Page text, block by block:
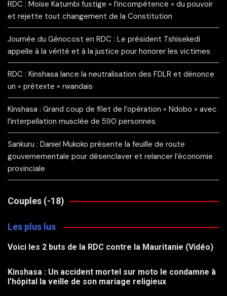
RDC : Moïse Katumbi fustige « l’incompétence » du pouvoir
et rejette tout changement de la Constitution
Journée du Génocost en RDC : Le président Tshisekedi
appelle à la vérité et à la justice pour honorer les victimes
RDC : Kinshasa lance la neutralisation des FDLR et dénonce
un « prétexte » rwandais
Kinshasa : Grand coup de filet de l’opération « Ndobo » avec
l’interpellation musclée de 590 personnes
Sankuru : Daniel Mukoko présente la feuille de route
gouvernementale pour désenclaver et relancer l’économie
provinciale
Couples (-18)
Les plus lus
Voici les 2 buts de la RDC contre la Mauritanie (Vidéo)
Kinshasa : Un accident mortel sur moto le condamne à
l’hôpital la veille de son mariage religieux